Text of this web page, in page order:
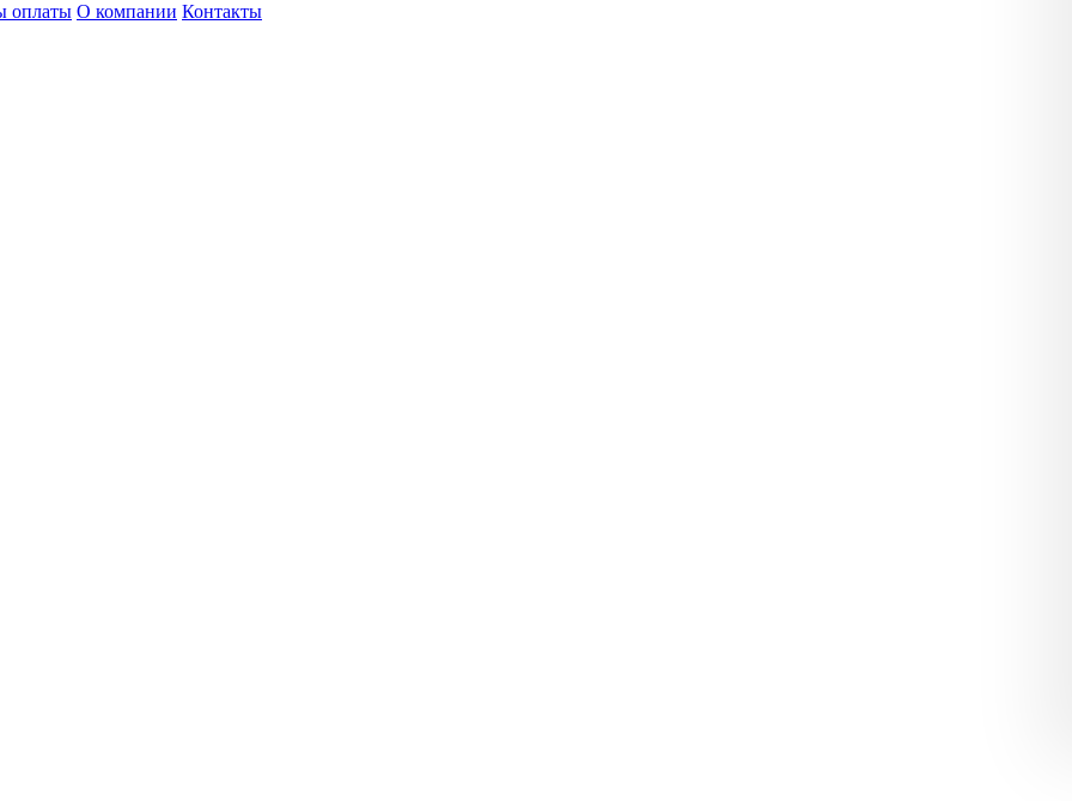
оплаты О компании Контакты